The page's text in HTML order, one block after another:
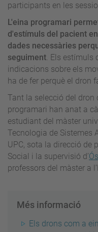
participants en les
L'eina programari
d'estímuls del pacient
dades necessàries
seguiment. Els estímuls
indicacions sobre els
ha de fer perquè el dron
Tant la selecció del dron
programari han anat a
estudiant del màster
Tecnologia de Sistemes
UPC, sota la direcció de
Social i la supervisió d’
professors del màster a
Més informació
Els drons com a